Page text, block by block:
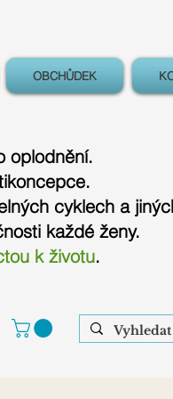
OBCHŮDEK
oplodnění.
cyklech a
každé ženy.
k životu.